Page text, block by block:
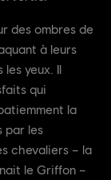
des ombres de
à leurs
yeux. Il
qui
la
par les
chevaliers – la
le Griffon –